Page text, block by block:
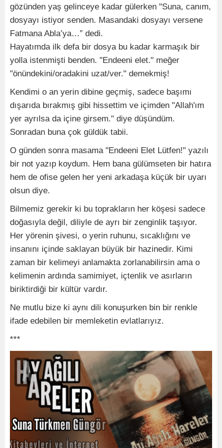
gözünden yaş gelinceye kadar gülerken "Suna, canım,
dosyayı istiyor senden. Masandaki dosyayı versene
Fatmana Abla’ya…” dedi.
Hayatımda ilk defa bir dosya bu kadar karmaşık bir
yolla istenmişti benden. "Endeeni elet." meğer
"önündekini/oradakini uzat/ver." demekmiş!
Kendimi o an yerin dibine geçmiş, sadece başımı
dışarıda bırakmış gibi hissettim ve içimden "Allah'ım
yer ayrılsa da içine girsem." diye düşündüm.
Sonradan buna çok güldük tabii.
O günden sonra masama "Endeeni Elet Lütfen!" yazılı
bir not yazıp koydum. Hem bana gülümseten bir hatıra
hem de ofise gelen her yeni arkadaşa küçük bir uyarı
olsun diye.
Bilmemiz gerekir ki bu toprakların her köşesi sadece
doğasıyla değil, diliyle de ayrı bir zenginlik taşıyor.
Her yörenin şivesi, o yerin ruhunu, sıcaklığını ve
insanını içinde saklayan büyük bir hazinedir. Kimi
zaman bir kelimeyi anlamakta zorlanabilirsin ama o
kelimenin ardında samimiyet, içtenlik ve asırların
biriktirdiği bir kültür vardır.
Ne mutlu bize ki aynı dili konuşurken bin bir renkle
ifade edebilen bir memleketin evlatlarıyız.
***